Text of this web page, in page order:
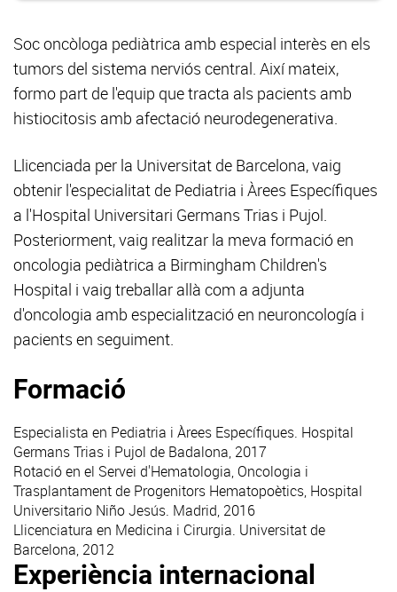
Soc oncòloga pediàtrica amb especial interès en els
tumors del sistema nerviós central. Així mateix,
formo part de l'equip que tracta als pacients amb
histiocitosis amb afectació neurodegenerativa.
Llicenciada per la Universitat de Barcelona, vaig
obtenir l'especialitat de Pediatria i Àrees Específiques
a l'Hospital Universitari Germans Trias i Pujol.
Posteriorment, vaig realitzar la meva formació en
oncologia pediàtrica a Birmingham Children's
Hospital i vaig treballar allà com a adjunta
d'oncologia amb especialització en neuroncología i
pacients en seguiment.
Formació
Especialista en Pediatria i Àrees Específiques. Hospital
Germans Trias i Pujol de Badalona, 2017
Rotació en el Servei d'Hematologia, Oncologia i
Trasplantament de Progenitors Hematopoètics, Hospital
Universitario Niño Jesús. Madrid, 2016
Llicenciatura en Medicina i Cirurgia. Universitat de
Barcelona, 2012
Experiència internacional